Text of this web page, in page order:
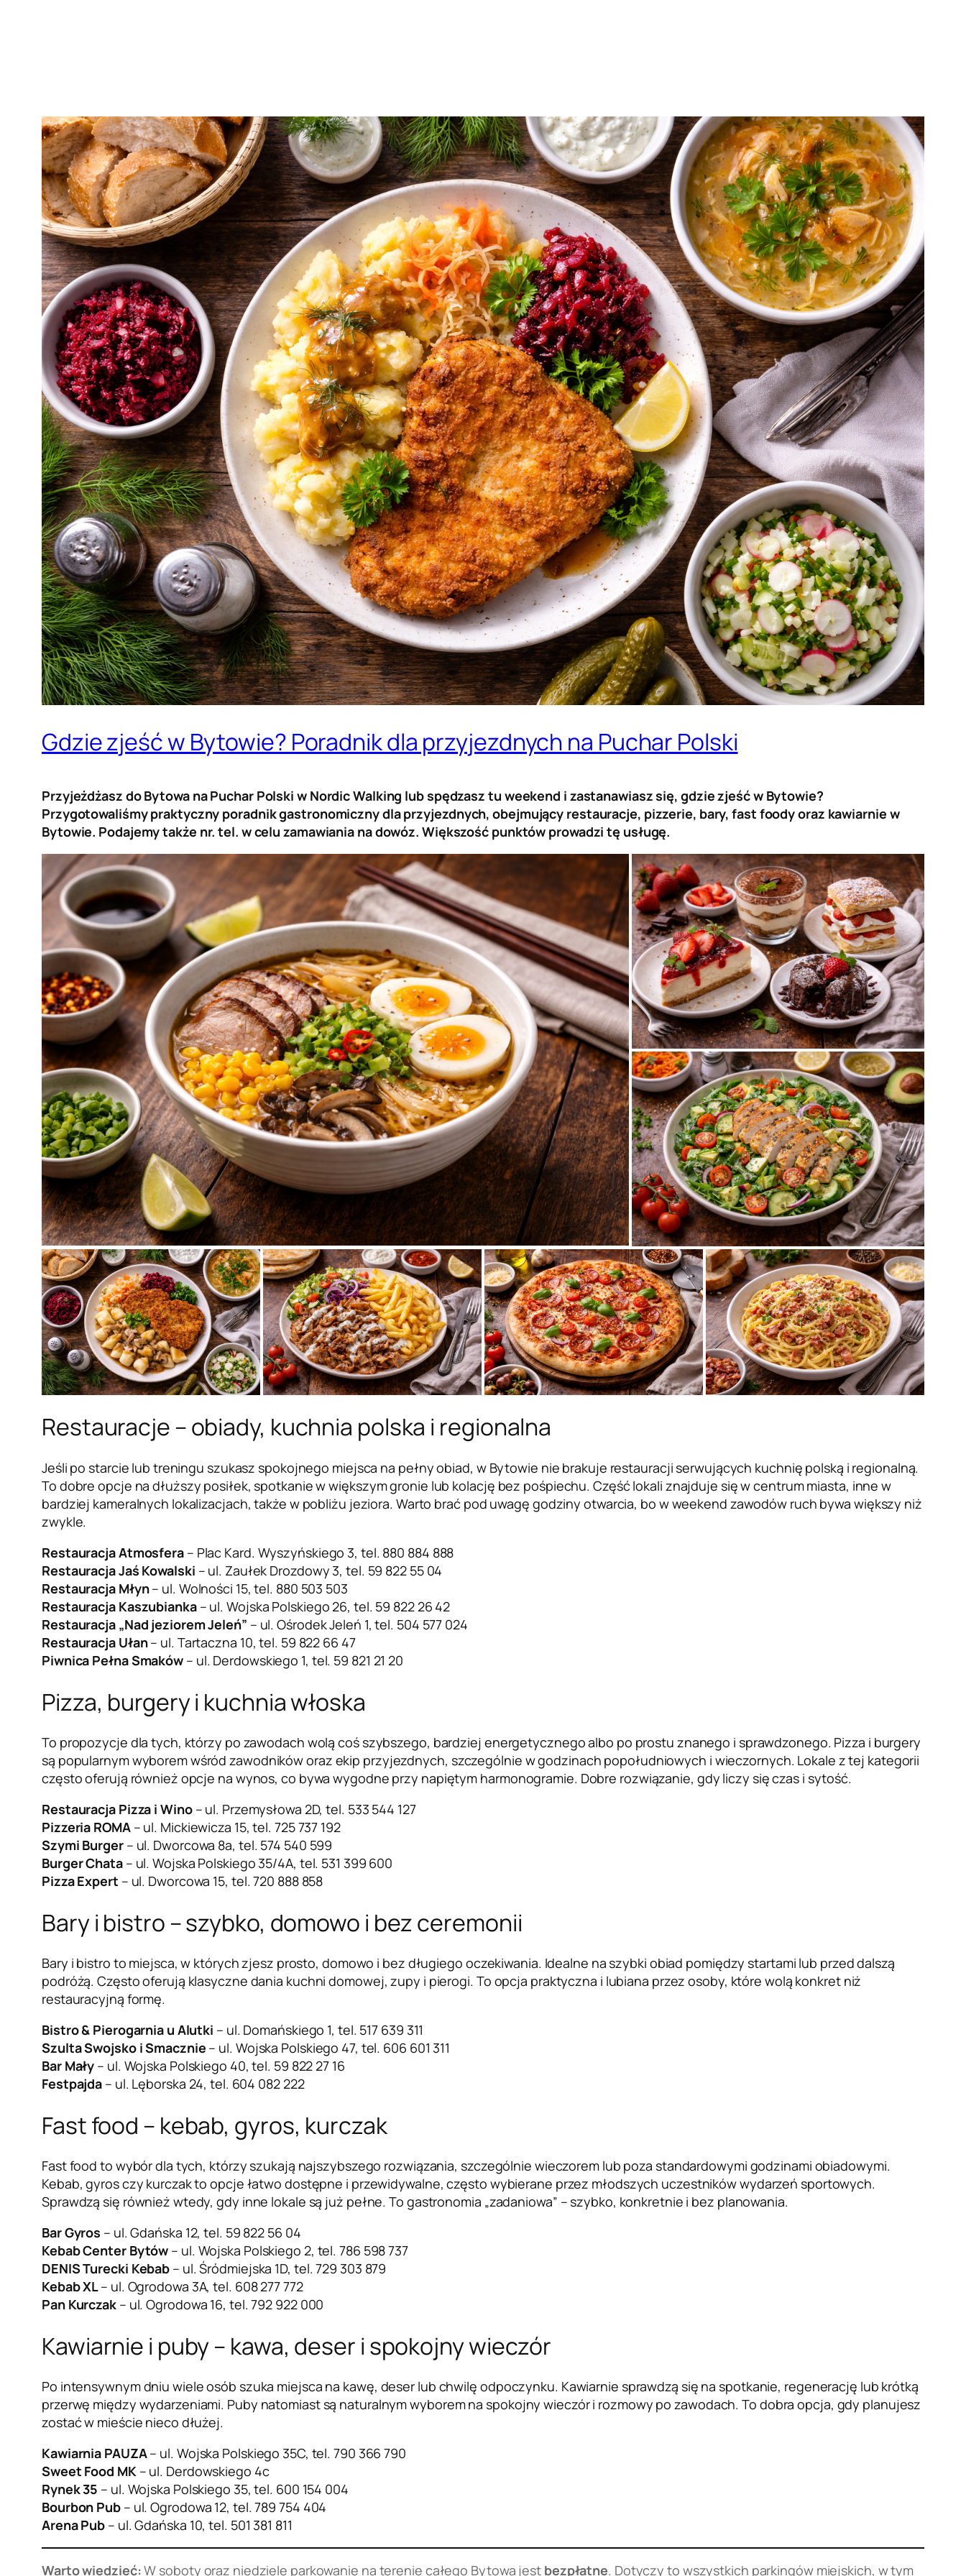
Gdzie zjeść w Bytowie? Poradnik dla przyjezdnych na Puchar Polski
Przyjeżdżasz do Bytowa na Puchar Polski w Nordic Walking lub spędzasz tu weekend i zastanawiasz się, gdzie zjeść w Bytowie?
Przygotowaliśmy praktyczny poradnik gastronomiczny dla przyjezdnych, obejmujący restauracje, pizzerie, bary, fast foody oraz kawiarnie w
Bytowie. Podajemy także nr. tel. w celu zamawiania na dowóz. Większość punktów prowadzi tę usługę.
Restauracje – obiady, kuchnia polska i regionalna
Jeśli po starcie lub treningu szukasz spokojnego miejsca na pełny obiad, w Bytowie nie brakuje restauracji serwujących kuchnię polską i regionalną.
To dobre opcje na dłuższy posiłek, spotkanie w większym gronie lub kolację bez pośpiechu. Część lokali znajduje się w centrum miasta, inne w
bardziej kameralnych lokalizacjach, także w pobliżu jeziora. Warto brać pod uwagę godziny otwarcia, bo w weekend zawodów ruch bywa większy niż
zwykle.
Restauracja Atmosfera – Plac Kard. Wyszyńskiego 3, tel. 880 884 888
Restauracja Jaś Kowalski – ul. Zaułek Drozdowy 3, tel. 59 822 55 04
Restauracja Młyn– ul. Wolności 15, tel. 880 503 503
Restauracja Kaszubianka – ul. Wojska Polskiego 26, tel. 59 822 26 42
Restauracja „Nad jeziorem Jeleń” – ul. Ośrodek Jeleń 1, tel. 504 577 024
Restauracja Ułan– ul. Tartaczna 10, tel. 59 822 66 47
Piwnica Pełna Smaków – ul. Derdowskiego 1, tel. 59 821 21 20
Pizza, burgery i kuchnia włoska
To propozycje dla tych, którzy po zawodach wolą coś szybszego, bardziej energetycznego albo po prostu znanego i sprawdzonego. Pizza i burgery
są popularnym wyborem wśród zawodników oraz ekip przyjezdnych, szczególnie w godzinach popołudniowych i wieczornych. Lokale z tej kategorii
często oferują również opcje na wynos, co bywa wygodne przy napiętym harmonogramie. Dobre rozwiązanie, gdy liczy się czas i sytość.
Restauracja Pizza i Wino – ul. Przemysłowa 2D, tel. 533 544 127
Pizzeria ROMA – ul. Mickiewicza 15, tel. 725 737 192
Szymi Burger – ul. Dworcowa 8a, tel. 574 540 599
Burger Chata– ul. Wojska Polskiego 35/4A, tel. 531 399 600
Pizza Expert – ul. Dworcowa 15, tel. 720 888 858
Bary i bistro – szybko, domowo i bez ceremonii
Bary i bistro to miejsca, w których zjesz prosto, domowo i bez długiego oczekiwania. Idealne na szybki obiad pomiędzy startami lub przed dalszą
podróżą. Często oferują klasyczne dania kuchni domowej, zupy i pierogi. To opcja praktyczna i lubiana przez osoby, które wolą konkret niż
restauracyjną formę.
Bistro & Pierogarnia u Alutki – ul. Domańskiego 1, tel. 517 639 311
Szulta Swojsko i Smacznie – ul. Wojska Polskiego 47, tel. 606 601 311
Bar Mały – ul. Wojska Polskiego 40, tel. 59 822 27 16
Festpajda – ul. Lęborska 24, tel. 604 082 222
Fast food – kebab, gyros, kurczak
Fast food to wybór dla tych, którzy szukają najszybszego rozwiązania, szczególnie wieczorem lub poza standardowymi godzinami obiadowymi.
Kebab, gyros czy kurczak to opcje łatwo dostępne i przewidywalne, często wybierane przez młodszych uczestników wydarzeń sportowych.
Sprawdzą się również wtedy, gdy inne lokale są już pełne. To gastronomia „zadaniowa” – szybko, konkretnie i bez planowania.
Bar Gyros – ul. Gdańska 12, tel. 59 822 56 04
Kebab Center Bytów – ul. Wojska Polskiego 2, tel. 786 598 737
DENIS Turecki Kebab – ul. Śródmiejska 1D, tel. 729 303 879
Kebab XL– ul. Ogrodowa 3A, tel. 608 277 772
Pan Kurczak– ul. Ogrodowa 16, tel. 792 922 000
Kawiarnie i puby – kawa, deser i spokojny wieczór
Po intensywnym dniu wiele osób szuka miejsca na kawę, deser lub chwilę odpoczynku. Kawiarnie sprawdzą się na spotkanie, regenerację lub krótką
przerwę między wydarzeniami. Puby natomiast są naturalnym wyborem na spokojny wieczór i rozmowy po zawodach. To dobra opcja, gdy planujesz
zostać w mieście nieco dłużej.
Kawiarnia PAUZA– ul. Wojska Polskiego 35C, tel. 790 366 790
Sweet Food MK – ul. Derdowskiego 4c
Rynek 35 – ul. Wojska Polskiego 35, tel. 600 154 004
Bourbon Pub – ul. Ogrodowa 12, tel. 789 754 404
Arena Pub – ul. Gdańska 10, tel. 501 381 811
Warto wiedzieć:W soboty oraz niedziele parkowanie na terenie całego Bytowa jest bezpłatne. Dotyczy to wszystkich parkingów miejskich, w tym